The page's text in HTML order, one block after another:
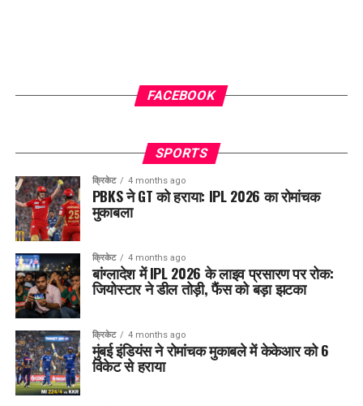
FACEBOOK
SPORTS
क्रिकेट 4 months ago
PBKS ने GT को हराया: IPL 2026 का रोमांचक
मुकाबला
क्रिकेट 4 months ago
बांग्लादेश में IPL 2026 के लाइव प्रसारण पर रोक:
जियोस्टार ने डील तोड़ी, फैंस को बड़ा झटका
क्रिकेट 4 months ago
मुंबई इंडियंस ने रोमांचक मुकाबले में केकेआर को 6
विकेट से हराया